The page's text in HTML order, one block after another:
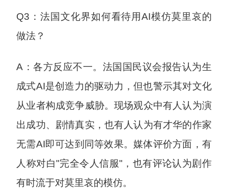
Q3：法国文化界如何看待用AI模仿莫里哀的
做法？
A：各方反应不一。法国国民议会报告认为生
成式AI是创造力的驱动力，但也警示其对文化
从业者构成竞争威胁。现场观众中有人认为演
出成功、剧情真实，也有人认为有才华的作家
无需AI即可达到同等效果。媒体评价方面，有
人称对白"完全令人信服"，也有评论认为剧作
有时流于对莫里哀的模仿。